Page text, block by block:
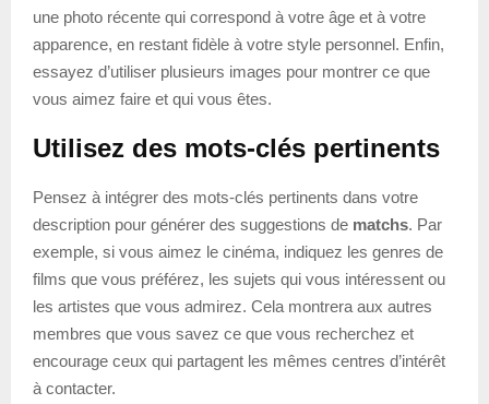
une photo récente qui correspond à votre âge et à votre
apparence, en restant fidèle à votre style personnel. Enfin,
essayez d’utiliser plusieurs images pour montrer ce que
vous aimez faire et qui vous êtes.
Utilisez des mots-clés pertinents
Pensez à intégrer des mots-clés pertinents dans votre
description pour générer des suggestions de matchs. Par
exemple, si vous aimez le cinéma, indiquez les genres de
films que vous préférez, les sujets qui vous intéressent ou
les artistes que vous admirez. Cela montrera aux autres
membres que vous savez ce que vous recherchez et
encourage ceux qui partagent les mêmes centres d’intérêt
à contacter.